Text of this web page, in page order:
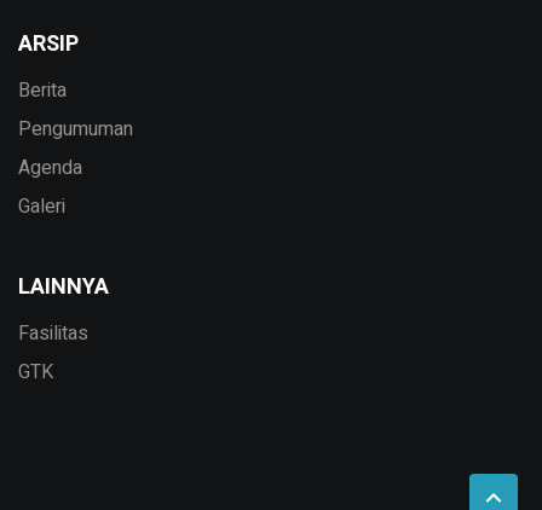
ARSIP
Berita
Pengumuman
Agenda
Galeri
LAINNYA
Fasilitas
GTK